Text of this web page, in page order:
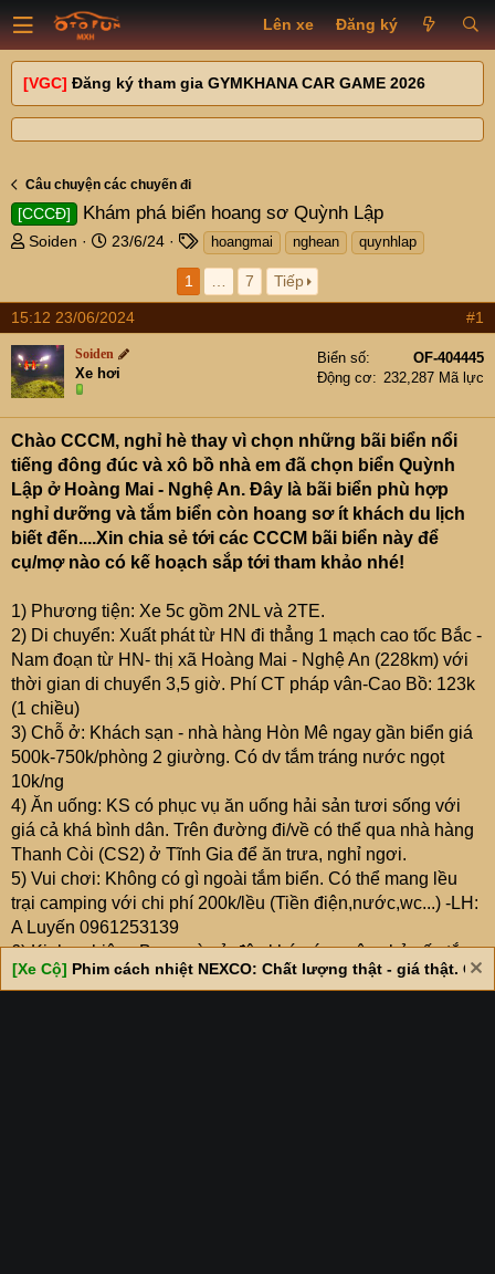
Lên xe Đăng ký
[VGC] Đăng ký tham gia GYMKHANA CAR GAME 2026
Câu chuyện các chuyến đi
[CCCĐ] Khám phá biển hoang sơ Quỳnh Lập
T
e
a
d
s
t
t
e
r
Soiden
N
y
g
23/6/24
T
s
hoangmai nghean quynhlap
1 7 Tiếp
15:12 23/06/2024 #1
Soiden
Xe hơi
Biển số
OF-404445
Động cơ
232,287 Mã lực
Chào CCCM, nghỉ hè thay vì chọn những bãi biển nổi
tiếng đông đúc và xô bồ nhà em đã chọn biển Quỳnh
Lập ở Hoàng Mai - Nghệ An. Đây là bãi biển phù hợp
nghỉ dưỡng và tắm biển còn hoang sơ ít khách du lịch
biết đến....Xin chia sẻ tới các CCCM bãi biển này để
cụ/mợ nào có kế hoạch sắp tới tham khảo nhé!
1) Phương tiện: Xe 5c gồm 2NL và 2TE.
2) Di chuyển: Xuất phát từ HN đi thẳng 1 mạch cao tốc Bắc -
Nam đoạn từ HN- thị xã Hoàng Mai - Nghệ An (228km) với
thời gian di chuyển 3,5 giờ. Phí CT pháp vân-Cao Bồ: 123k
(1 chiều)
3) Chỗ ở: Khách sạn - nhà hàng Hòn Mê ngay gần biển giá
500k-750k/phòng 2 giường. Có dv tắm tráng nước ngọt
10k/ng
4) Ăn uống: KS có phục vụ ăn uống hải sản tươi sống với
giá cả khá bình dân. Trên đường đi/về có thể qua nhà hàng
Thanh Còi (CS2) ở Tĩnh Gia để ăn trưa, nghỉ ngơi.
5) Vui chơi: Không có gì ngoài tắm biển. Có thể mang lều
trại camping với chi phí 200k/lều (Tiền điện,nước,wc...) -LH:
A Luyến 0961253139
6) Kinh nghiệm: Ban ngày ở đây khá nóng nên chủ yếu tắm
biển sáng sớm hoặc chiều muộn. Có thể dậy sớm đi bộ ra
[Xe Cộ] Phim cách nhiệt NEXCO: Chất lượng thật - giá thật. Giá